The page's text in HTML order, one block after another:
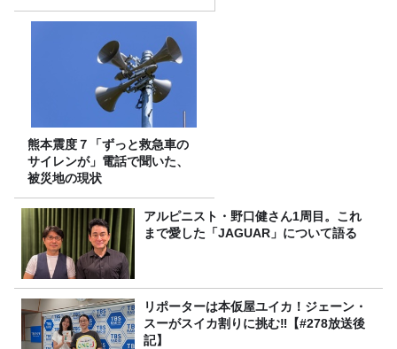
熊本震度７「ずっと救急車の
サイレンが」電話で聞いた、
被災地の現状
アルピニスト・野口健さん1周目。これ
まで愛した「JAGUAR」について語る
リポーターは本仮屋ユイカ！ジェーン・
スーがスイカ割りに挑む‼【#278放送後
記】